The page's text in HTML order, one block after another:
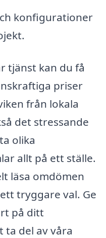
konfigurationer
tjänst kan du få
priser
från lokala
det stressande
olika
allt på ett ställe.
läsa omdömen
tryggare val. Ge
på ditt
del av våra